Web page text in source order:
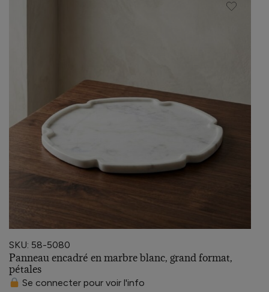
SKU: 58-5080
Panneau encadré en marbre blanc, grand format,
pétales
Se connecter pour voir l'info